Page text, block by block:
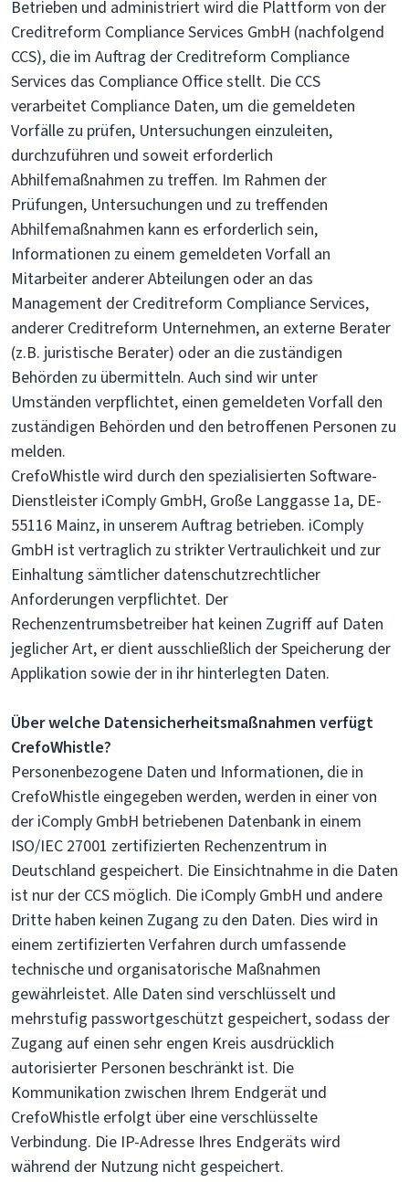
Betrieben und administriert wird die Plattform von der
Creditreform Compliance Services GmbH (nachfolgend
CCS), die im Auftrag der Creditreform Compliance
Services das Compliance Office stellt. Die CCS
verarbeitet Compliance Daten, um die gemeldeten
Vorfälle zu prüfen, Untersuchungen einzuleiten,
durchzuführen und soweit erforderlich
Abhilfemaßnahmen zu treffen. Im Rahmen der
Prüfungen, Untersuchungen und zu treffenden
Abhilfemaßnahmen kann es erforderlich sein,
Informationen zu einem gemeldeten Vorfall an
Mitarbeiter anderer Abteilungen oder an das
Management der Creditreform Compliance Services,
anderer Creditreform Unternehmen, an externe Berater
(z.B. juristische Berater) oder an die zuständigen
Behörden zu übermitteln. Auch sind wir unter
Umständen verpflichtet, einen gemeldeten Vorfall den
zuständigen Behörden und den betroffenen Personen zu
melden.
CrefoWhistle wird durch den spezialisierten Software-
Dienstleister iComply GmbH, Große Langgasse 1a, DE-
55116 Mainz, in unserem Auftrag betrieben. iComply
GmbH ist vertraglich zu strikter Vertraulichkeit und zur
Einhaltung sämtlicher datenschutzrechtlicher
Anforderungen verpflichtet. Der
Rechenzentrumsbetreiber hat keinen Zugriff auf Daten
jeglicher Art, er dient ausschließlich der Speicherung der
Applikation sowie der in ihr hinterlegten Daten.
Über welche Datensicherheitsmaßnahmen verfügt
CrefoWhistle?
Personenbezogene Daten und Informationen, die in
CrefoWhistle eingegeben werden, werden in einer von
der iComply GmbH betriebenen Datenbank in einem
ISO/IEC 27001 zertifizierten Rechenzentrum in
Deutschland gespeichert. Die Einsichtnahme in die Daten
ist nur der CCS möglich. Die iComply GmbH und andere
Dritte haben keinen Zugang zu den Daten. Dies wird in
einem zertifizierten Verfahren durch umfassende
technische und organisatorische Maßnahmen
gewährleistet. Alle Daten sind verschlüsselt und
mehrstufig passwortgeschützt gespeichert, sodass der
Zugang auf einen sehr engen Kreis ausdrücklich
autorisierter Personen beschränkt ist. Die
Kommunikation zwischen Ihrem Endgerät und
CrefoWhistle erfolgt über eine verschlüsselte
Verbindung. Die IP-Adresse Ihres Endgeräts wird
während der Nutzung nicht gespeichert.